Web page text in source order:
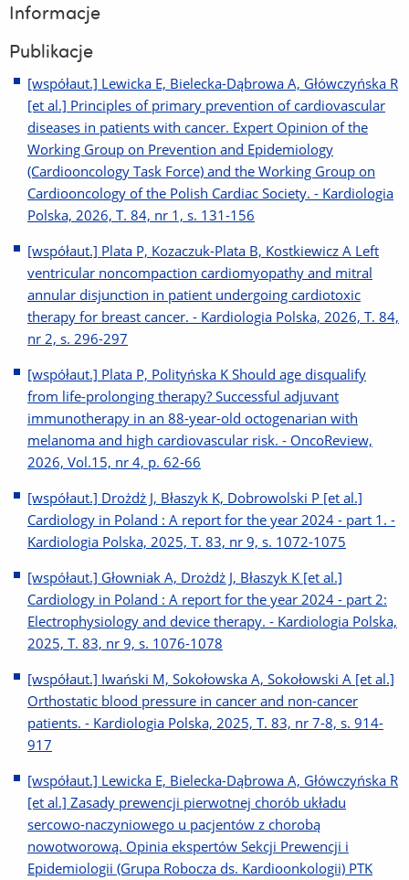
Informacje
Publikacje
[współaut.] Lewicka E, Bielecka-Dąbrowa A, Główczyńska R
[et al.] Principles of primary prevention of cardiovascular
diseases in patients with cancer. Expert Opinion of the
Working Group on Prevention and Epidemiology
(Cardiooncology Task Force) and the Working Group on
Cardiooncology of the Polish Cardiac Society. - Kardiologia
Polska, 2026, T. 84, nr 1, s. 131-156
[współaut.] Plata P, Kozaczuk-Plata B, Kostkiewicz A Left
ventricular noncompaction cardiomyopathy and mitral
annular disjunction in patient undergoing cardiotoxic
therapy for breast cancer. - Kardiologia Polska, 2026, T. 84,
nr 2, s. 296-297
[współaut.] Plata P, Polityńska K Should age disqualify
from life-prolonging therapy? Successful adjuvant
immunotherapy in an 88-year-old octogenarian with
melanoma and high cardiovascular risk. - OncoReview,
2026, Vol.15, nr 4, p. 62-66
[współaut.] Drożdż J, Błaszyk K, Dobrowolski P [et al.]
Cardiology in Poland : A report for the year 2024 - part 1. -
Kardiologia Polska, 2025, T. 83, nr 9, s. 1072-1075
[współaut.] Głowniak A, Drożdż J, Błaszyk K [et al.]
Cardiology in Poland : A report for the year 2024 - part 2:
Electrophysiology and device therapy. - Kardiologia Polska,
2025, T. 83, nr 9, s. 1076-1078
[współaut.] Iwański M, Sokołowska A, Sokołowski A [et al.]
Orthostatic blood pressure in cancer and non-cancer
patients. - Kardiologia Polska, 2025, T. 83, nr 7-8, s. 914-
917
[współaut.] Lewicka E, Bielecka-Dąbrowa A, Główczyńska R
[et al.] Zasady prewencji pierwotnej chorób układu
sercowo-naczyniowego u pacjentów z chorobą
nowotworową. Opinia ekspertów Sekcji Prewencji i
Epidemiologii (Grupa Robocza ds. Kardioonkologii) PTK